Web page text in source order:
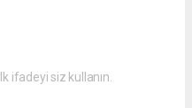
ifadeyi siz kullanın.